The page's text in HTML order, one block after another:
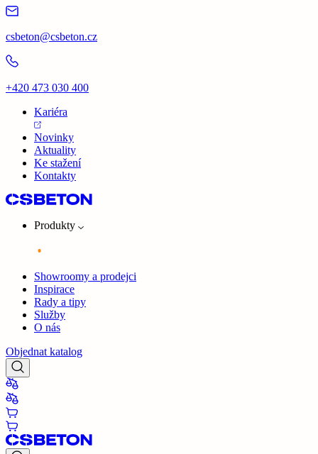
csbeton@csbeton.cz
+420 473 030 400
Kariéra
Novinky
Aktuality
Ke stažení
Kontakty
Produkty
Showroomy a prodejci
Inspirace
Rady a tipy
Služby
O nás
Objednat katalog